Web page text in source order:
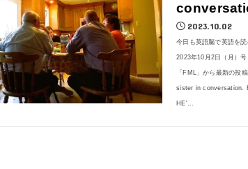
2023.10.02
今日も英語脳で英語を
2023年10月2日（月）
「FML」から最新の
sister in conversation.
HE'...